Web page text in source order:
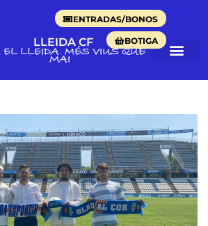
ENTRADAS/BONOS
BOTIGA
LLEIDA CF
EL LLEIDA. MÉS VIUS QUE
MAI